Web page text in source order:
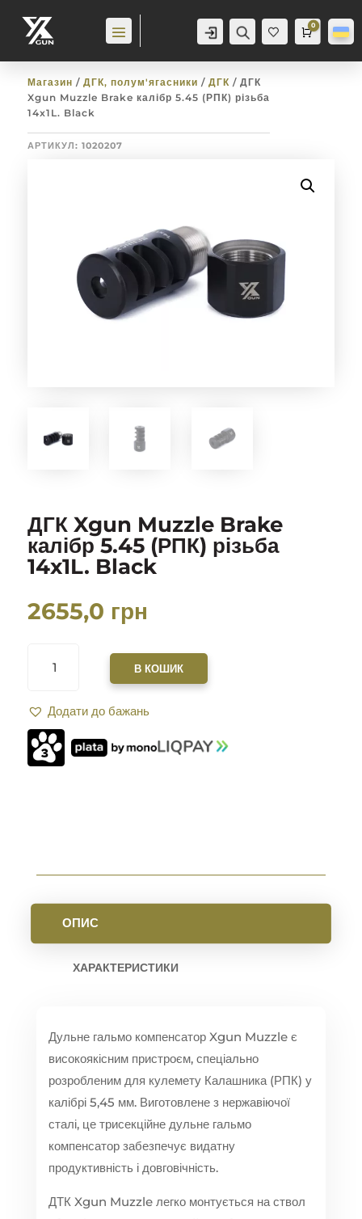
Аккаунт Пошук
Баж
анн
Cart
0
0,0грн
Магазин / ДГК, полум'ягасники / ДГК / ДГК
Xgun Muzzle Brake калібр 5.45 (РПК) різьба
14x1L. Black
АРТИКУЛ: 1020207
ДГК Xgun Muzzle Brake
калібр 5.45 (РПК) різьба
14x1L. Black
2655,0 грн
XGUN
КАЛІБР
5.45
(РПК)
РІЗЬБА
В КОШИК
Додати до бажань
ОПИС
ХАРАКТЕРИСТИКИ
Дульне гальмо компенсатор Xgun Muzzle є
високоякісним пристроєм, спеціально
розробленим для кулемету Калашника (РПК) у
калібрі 5,45 мм. Виготовлене з нержавіючої
сталі, це трисекційне дульне гальмо
компенсатор забезпечує видатну
продуктивність і довговічність.
ДТК Xgun Muzzle легко монтується на ствол